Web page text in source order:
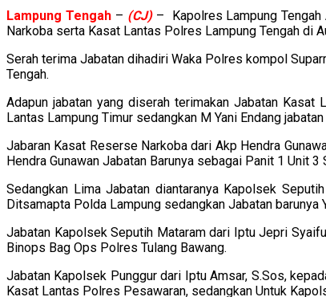
Lampung Tengah– (CJ)– Kapolres Lampung Tengah
Narkoba serta Kasat Lantas Polres Lampung Tengah di
Serah terima Jabatan dihadiri Waka Polres kompol
Tengah.
Adapun jabatan yang diserah terimakan Jabatan Kasat
Lantas Lampung Timur sedangkan M Yani Endang
Jabaran Kasat Reserse Narkoba dari Akp Hendra
Hendra Gunawan Jabatan Barunya sebagai Panit 1 Unit
Sedangkan Lima Jabatan diantaranya Kapolsek
Ditsamapta Polda Lampung sedangkan Jabatan
Jabatan Kapolsek Seputih Mataram dari Iptu Jepri
Binops Bag Ops Polres Tulang Bawang.
Jabatan Kapolsek Punggur dari Iptu Amsar, S.Sos,
Kasat Lantas Polres Pesawaran, sedangkan Untuk